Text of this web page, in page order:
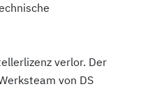
verlor. Der
von DS